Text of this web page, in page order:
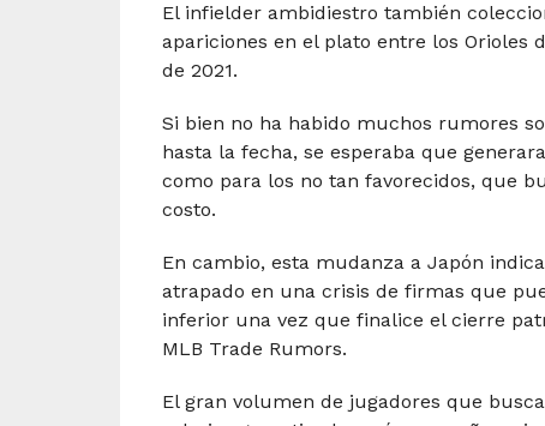
El infielder ambidiestro también
apariciones en el plato entre los Orioles
de 2021.
Si bien no ha habido muchos rumores
hasta la fecha, se esperaba que
como para los no tan favorecidos, que
costo.
En cambio, esta mudanza a Japón
atrapado en una crisis de firmas que
inferior una vez que finalice el cierre
MLB Trade Rumors.
El gran volumen de jugadores que